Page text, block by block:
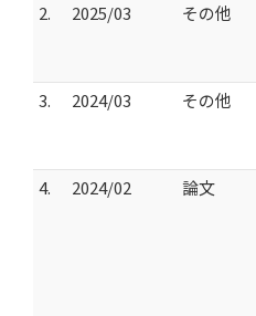
2.
2025/03 その他
3.
2024/03 その他
4.
2024/02 論文